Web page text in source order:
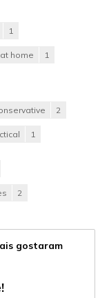
1
home 1
2
1
2
gostaram